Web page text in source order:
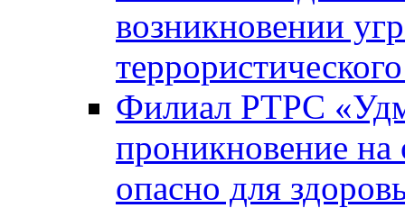
возникновении
Филиал РТРС
проникновение на
опасно для